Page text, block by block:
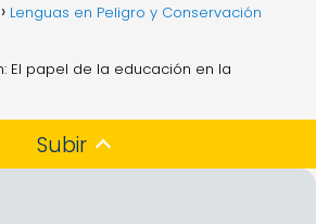
Lenguas en Peligro y Conservación
El papel de la educación en la
Subir